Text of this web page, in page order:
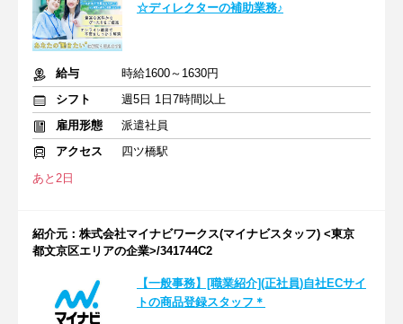
☆ディレクターの補助業務♪
給与
時給1600～1630円
シフト
週5日 1日7時間以上
雇用形態
派遣社員
アクセス
四ツ橋駅
あと2日
紹介元：株式会社マイナビワークス(マイナビスタッフ) <東京
都文京区エリアの企業>/341744C2
【一般事務】[職業紹介](正社員)自社ECサイ
トの商品登録スタッフ＊